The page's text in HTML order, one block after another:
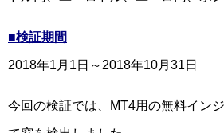
■検証期間
2018年1月1日～2018年10月31日
今回の検証では、MT4用の無料イン